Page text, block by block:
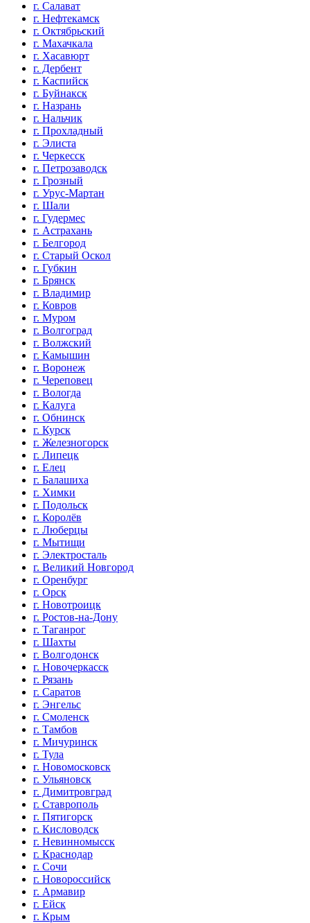
г. Салават
г. Нефтекамск
г. Октябрьский
г. Махачкала
г. Хасавюрт
г. Дербент
г. Каспийск
г. Буйнакск
г. Назрань
г. Нальчик
г. Прохладный
г. Элиста
г. Черкесск
г. Петрозаводск
г. Грозный
г. Урус-Мартан
г. Шали
г. Гудермес
г. Астрахань
г. Белгород
г. Старый Оскол
г. Губкин
г. Брянск
г. Владимир
г. Ковров
г. Муром
г. Волгоград
г. Волжский
г. Камышин
г. Воронеж
г. Череповец
г. Вологда
г. Калуга
г. Обнинск
г. Курск
г. Железногорск
г. Липецк
г. Елец
г. Балашиха
г. Химки
г. Подольск
г. Королёв
г. Люберцы
г. Мытищи
г. Электросталь
г. Великий Новгород
г. Оренбург
г. Орск
г. Новотроицк
г. Ростов-на-Дону
г. Таганрог
г. Шахты
г. Волгодонск
г. Новочеркасск
г. Рязань
г. Саратов
г. Энгельс
г. Смоленск
г. Тамбов
г. Мичуринск
г. Тула
г. Новомосковск
г. Ульяновск
г. Димитровград
г. Ставрополь
г. Пятигорск
г. Кисловодск
г. Невинномысск
г. Краснодар
г. Сочи
г. Новороссийск
г. Армавир
г. Ейск
г. Крым